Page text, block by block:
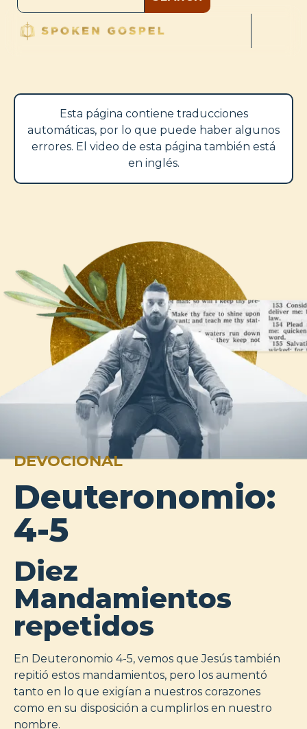
Esta página contiene traducciones
automáticas, por lo que puede haber algunos
errores. El video de esta página también está
en inglés.
DEVOCIONAL
Deuteronomio:
4-5
Diez
Mandamientos
repetidos
En Deuteronomio 4-5, vemos que Jesús también
repitió estos mandamientos, pero los aumentó
tanto en lo que exigían a nuestros corazones
como en su disposición a cumplirlos en nuestro
nombre.